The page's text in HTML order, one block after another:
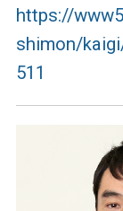
https://
shimon/
511